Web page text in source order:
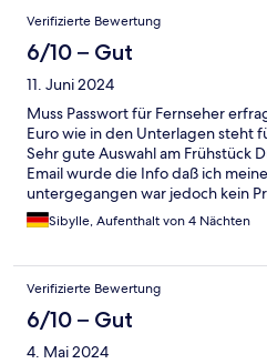
Verifizierte Bewertung
6/10 – Gut
11. Juni 2024
Muss Passwort für Fernseher
Euro wie in den Unterlagen steht
Sehr gute Auswahl am Frühstück
Email wurde die Info daß ich
untergegangen war jedoch kein
Sibylle, Aufenthalt von 4 Nächten
Verifizierte Bewertung
6/10 – Gut
4. Mai 2024